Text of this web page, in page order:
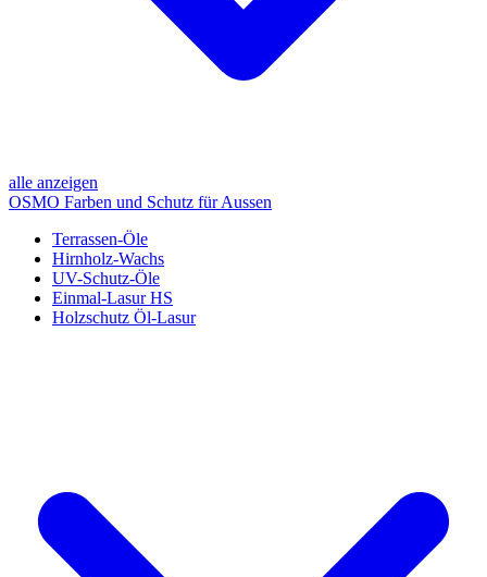
alle anzeigen
OSMO Farben und Schutz für Aussen
Terrassen-Öle
Hirnholz-Wachs
UV-Schutz-Öle
Einmal-Lasur HS
Holzschutz Öl-Lasur